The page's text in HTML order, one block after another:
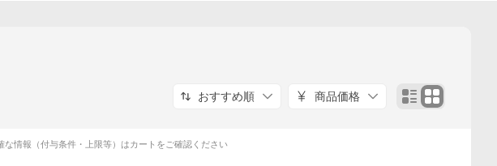
おすすめ順 商品価格
情報（付与条件・上限等）はカートをご確認ください